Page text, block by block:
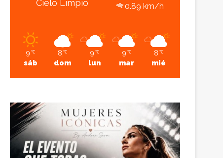
Cielo Limpio
0.89 km/h
9 ℃
sáb
8 ℃
dom
9 ℃
lun
9 ℃
mar
8 ℃
mié